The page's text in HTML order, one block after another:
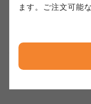
ます。ご注文可能